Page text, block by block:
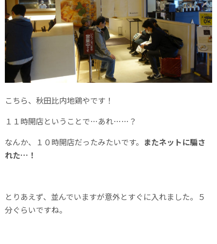
こちら、秋田比内地鶏やです！
１１時開店ということで…あれ……？
なんか、１０時開店だったみたいです。 またネットに騙さ
れた…！
とりあえず、並んでいますが意外とすぐに入れました。５
分ぐらいですね。